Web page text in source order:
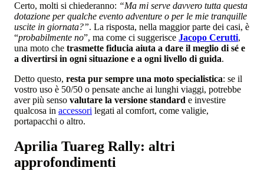
Certo, molti si chiederanno: “Ma mi serve davvero tutta questa
dotazione per qualche evento adventure o per le mie tranquille
uscite in giornata?”. La risposta, nella maggior parte dei casi, è
“probabilmente no”, ma come ci suggerisce Jacopo Cerutti,
una moto che trasmette fiducia aiuta a dare il meglio di sé e
a divertirsi in ogni situazione e a ogni livello di guida.
Detto questo, resta pur sempre una moto specialistica: se il
vostro uso è 50/50 o pensate anche ai lunghi viaggi, potrebbe
aver più senso valutare la versione standard e investire
qualcosa in accessori legati al comfort, come valigie,
portapacchi o altro.
Aprilia Tuareg Rally: altri
approfondimenti